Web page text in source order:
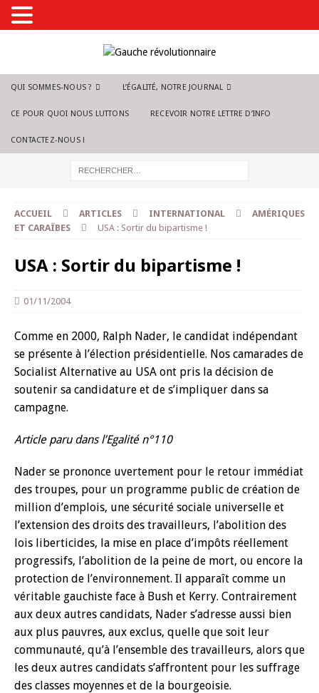
QUI SOMMES-NOUS ? L’ÉGALITÉ, NOTRE JOURNAL
CE POUR QUOI NOUS LUTTONS RECEVOIR NOTRE LETTRE D’INFO
CONTACTEZ-NOUS !
ACCUEIL ARTICLES INTERNATIONAL
AMÉRIQUES
ET CARAÏBES
USA : Sortir du bipartisme !
USA : Sortir du bipartisme !
01/11/2004
Comme en 2000, Ralph Nader, le candidat indépendant
se présente à l’élection présidentielle. Nos camarades de
Socialist Alternative au USA ont pris la décision de
soutenir sa candidature et de s’impliquer dans sa
campagne.
Article paru dans l’Egalité n°110
Nader se prononce uvertement pour le retour immédiat
des troupes, pour un programme public de création de
million d’emplois, une sécurité sociale universelle et
l’extension des droits des travailleurs, l’abolition des
lois liberticides, la mise en place d’impôts réellement
progressifs, l’abolition de la peine de mort, ou encore la
protection de l’environnement. Il apparaît comme un
véritable gauchiste face à Bush et Kerry. Contrairement
aux deux autres candidats, Nader s’adresse aussi bien
aux plus pauvres, aux exclus, quelle que soit leur
communauté, qu’à l’ensemble des travailleurs, alors que
les deux autres candidats s’affrontent pour les suffrage
des classes moyennes et de la bourgeoisie.